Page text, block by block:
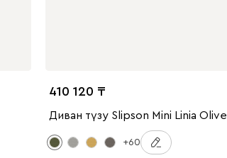
410 120
Диван түзу Slipson Mini Linia Olive
+60